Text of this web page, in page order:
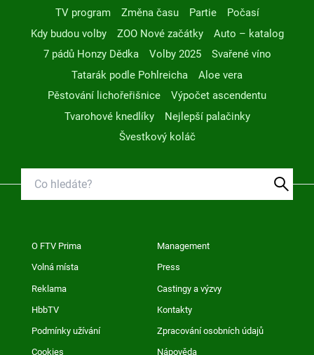
TV program
Změna času Partie
Počasí
Kdy budou volby
ZOO Nové začátky
Auto – katalog
7 pádů Honzy Dědka
Volby 2025
Svařené víno
Tatarák podle Pohlreicha
Aloe vera
Pěstování lichořeřišnice
Výpočet ascendentu
Tvarohové knedlíky
Nejlepší palačinky
Švestkový koláč
O FTV Prima Management
Volná místa Press
Reklama Castingy a výzvy
HbbTV Kontakty
Podmínky užívání Zpracování osobních údajů
Cookies Nápověda